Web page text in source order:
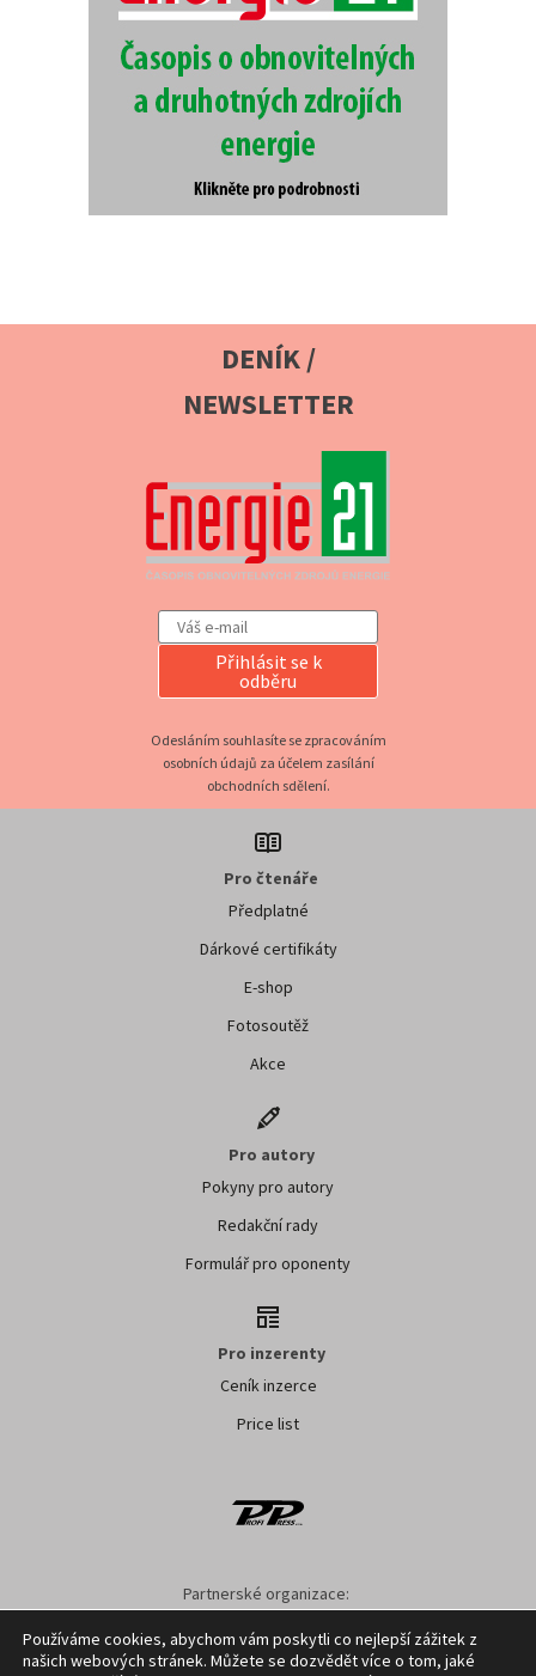
DENÍK /
NEWSLETTER
Přihlásit se k
odběru
Odesláním souhlasíte se zpracováním
osobních údajů za účelem zasílání
obchodních sdělení.
Pro čtenáře
Předplatné
Dárkové certifikáty
E-shop
Fotosoutěž
Akce
Pro autory
Pokyny pro autory
Redakční rady
Formulář pro oponenty
Pro inzerenty
Ceník inzerce
Price list
Partnerské organizace:
Nastavení cookies GDPR Facebook Kontakt
Používáme cookies, abychom vám poskytli co nejlepší zážitek z
našich webových stránek. Můžete se dozvědět více o tom, jaké